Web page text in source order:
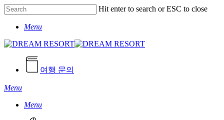
Skip
to
main
Hit enter to search or ESC to close
SearchMenu
여행 문의
Menu
Menu